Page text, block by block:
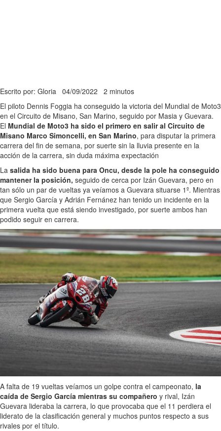
Escrito por: Gloria 04/09/2022 2 minutos
El piloto Dennis Foggia ha conseguido la victoria del Mundial de Moto3
en el Circuito de Misano, San Marino, seguido por Masia y Guevara.
El Mundial de Moto3 ha sido el primero en salir al Circuito de
Misano Marco Simoncelli, en San Marino, para disputar la primera
carrera del fin de semana, por suerte sin la lluvia presente en la
acción de la carrera, sin duda máxima expectación
La salida ha sido buena para Oncu, desde la pole ha conseguido
mantener la posición, seguido de cerca por Izán Guevara, pero en
tan sólo un par de vueltas ya veíamos a Guevara situarse 1º. Mientras
que Sergio García y Adrián Fernánez han tenido un incidente en la
primera vuelta que está siendo investigado, por suerte ambos han
podido seguir en carrera.
A falta de 19 vueltas veíamos un golpe contra el campeonato, la
caída de Sergio García mientras su compañero y rival, Izán
Guevara lideraba la carrera, lo que provocaba que el 11 perdiera el
liderato de la clasificación general y muchos puntos respecto a sus
rivales por el título.